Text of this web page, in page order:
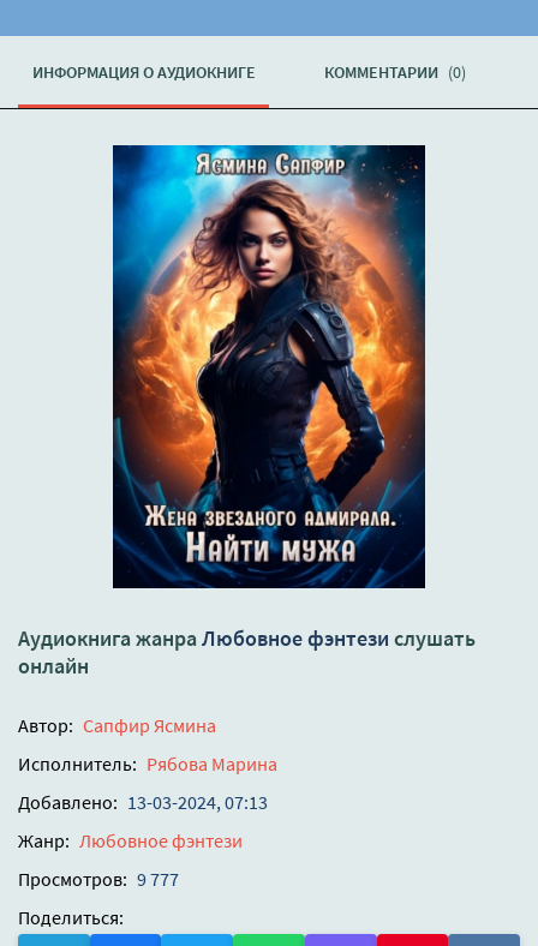
ИНФОРМАЦИЯ О АУДИОКНИГЕ КОММЕНТАРИИ (0)
Аудиокнига жанра Любовное фэнтези слушать
онлайн
Автор: Сапфир Ясмина
Исполнитель: Рябова Марина
Добавлено: 13-03-2024, 07:13
Жанр: Любовное фэнтези
Просмотров: 9 777
Поделиться: